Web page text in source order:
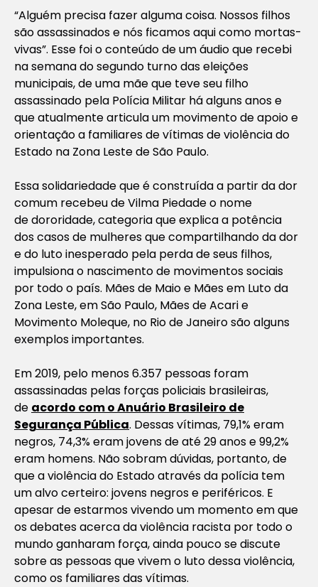
“Alguém precisa fazer alguma coisa. Nossos filhos
são assassinados e nós ficamos aqui como mortas-
vivas”. Esse foi o conteúdo de um áudio que recebi
na semana do segundo turno das eleições
municipais, de uma mãe que teve seu filho
assassinado pela Polícia Militar há alguns anos e
que atualmente articula um movimento de apoio e
orientação a familiares de vítimas de violência do
Estado na Zona Leste de São Paulo.
Essa solidariedade que é construída a partir da dor
comum recebeu de Vilma Piedade o nome
dedororidade, categoria que explica a potência
dos casos de mulheres que compartilhando da dor
e do luto inesperado pela perda de seus filhos,
impulsiona o nascimento de movimentos sociais
por todo o país. Mães de Maio e Mães em Luto da
Zona Leste, em São Paulo, Mães de Acari e
Movimento Moleque, no Rio de Janeiro são alguns
exemplos importantes.
Em 2019, pelo menos 6.357 pessoas foram
assassinadas pelas forças policiais brasileiras,
de acordo com o Anuário Brasileiro de
Segurança Pública. Dessas vítimas, 79,1% eram
negros, 74,3% eram jovens de até 29 anos e 99,2%
eram homens. Não sobram dúvidas, portanto, de
que a violência do Estado através da polícia tem
um alvo certeiro: jovens negros e periféricos. E
apesar de estarmos vivendo um momento em que
os debates acerca da violência racista por todo o
mundo ganharam força, ainda pouco se discute
sobre as pessoas que vivem o luto dessa violência,
como os familiares das vítimas.